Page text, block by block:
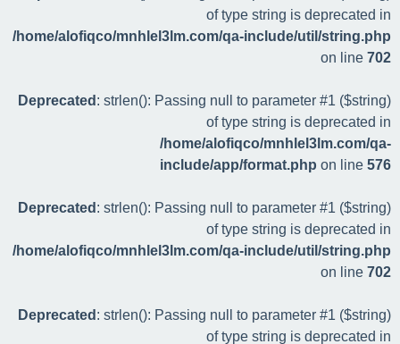
of type string is deprecated in
/home/alofiqco/mnhlel3lm.com/qa-include/util/string.php
on line 702
Deprecated : strlen(): Passing null to parameter #1 ($string)
of type string is deprecated in
/home/alofiqco/mnhlel3lm.com/qa-
include/app/format.php on line 576
Deprecated : strlen(): Passing null to parameter #1 ($string)
of type string is deprecated in
/home/alofiqco/mnhlel3lm.com/qa-include/util/string.php
on line 702
Deprecated : strlen(): Passing null to parameter #1 ($string)
of type string is deprecated in